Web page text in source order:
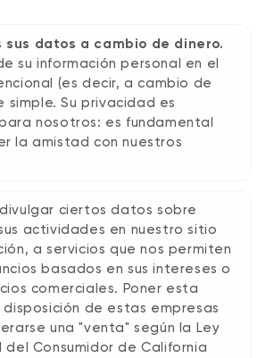
sus datos a cambio de dinero.
su información personal en el
(es decir, a cambio de
simple. Su privacidad es
nosotros: es fundamental
la amistad con nuestros
ciertos datos sobre
actividades en nuestro sitio
a servicios que nos permiten
basados ​​en sus intereses o
comerciales. Poner esta
de estas empresas
una "venta" según la Ley
del Consumidor de California